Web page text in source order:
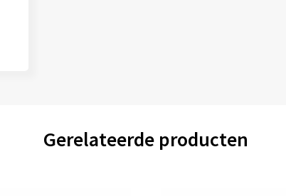
Gerelateerde producten